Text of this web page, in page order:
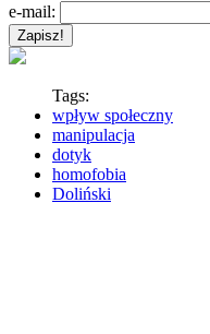
e-mail:
Tags:
wpływ społeczny
manipulacja
dotyk
homofobia
Doliński